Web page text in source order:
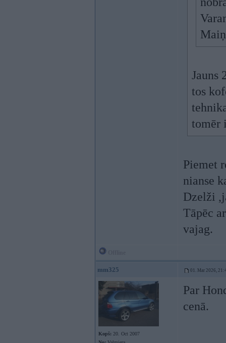
Jauns
tos
tomēr
Piemet
nianse
Dzelži
Tāpēc
vajag.
mm325 01. Mar 2026,
Kopš: 20. Oct 2007
Par
cenā.